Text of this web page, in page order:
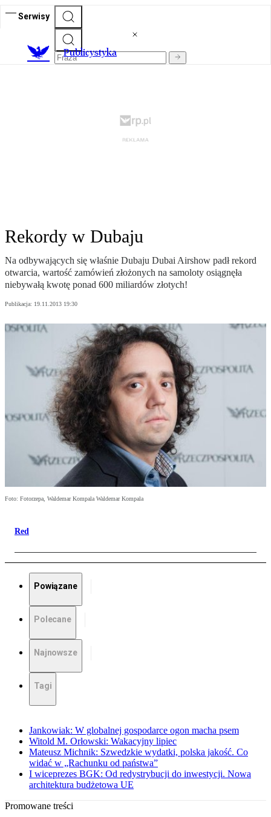
Serwisy
Publicystyka
Rekordy w Dubaju
Na odbywających się właśnie Dubaju Dubai Airshow padł rekord
otwarcia, wartość zamówień złożonych na samoloty osiągnęła
niebywałą kwotę ponad 600 miliardów złotych!
Publikacja: 19.11.2013 19:30
Foto: Fotorzepa, Waldemar Kompala Waldemar Kompala
Red
Powiązane
Polecane
Najnowsze
Tagi
Jankowiak: W globalnej gospodarce ogon macha psem
Witold M. Orłowski: Wakacyjny lipiec
Mateusz Michnik: Szwedzkie wydatki, polska jakość. Co
widać w „Rachunku od państwa”
I wiceprezes BGK: Od redystrybucji do inwestycji. Nowa
architektura budżetowa UE
Promowane treści